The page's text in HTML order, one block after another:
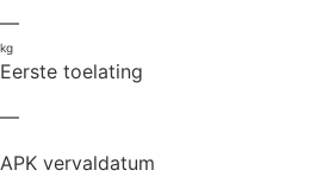
—
kg
Eerste toelating
—
APK vervaldatum